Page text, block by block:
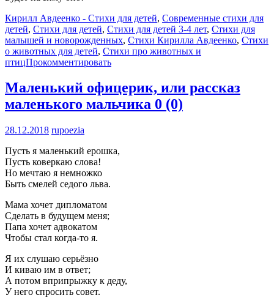
Кирилл Авдеенко - Стихи для детей, Современные стихи для
детей, Стихи для детей, Стихи для детей 3-4 лет, Стихи для
малышей и новорожденных, Стихи Кирилла Авдеенко, Стихи
о животных для детей, Стихи про животных и
птицПрокомментировать
Маленький офицерик, или рассказ
маленького мальчика 0 (0)
28.12.2018 rupoezia
Пусть я маленький ерошка,
Пусть коверкаю слова!
Но мечтаю я немножко
Быть смелей седого льва.
Мама хочет дипломатом
Сделать в будущем меня;
Папа хочет адвокатом
Чтобы стал когда-то я.
Я их слушаю серьёзно
И киваю им в ответ;
А потом вприпрыжку к деду,
У него спросить совет.